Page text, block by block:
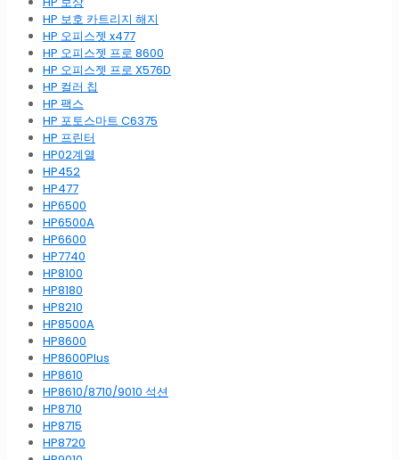
HP 보호 카트리지 해지
HP 오피스젯 x477
HP 오피스젯 프로 8600
HP 오피스젯 프로 X576D
HP 컬러 칩
HP 팩스
HP 포토스마트 C6375
HP 프린터
HP02계열
HP452
HP477
HP6500
HP6500A
HP6600
HP7740
HP8100
HP8180
HP8210
HP8500A
HP8600
HP8600Plus
HP8610
HP8610/8710/9010 석션
HP8710
HP8715
HP8720